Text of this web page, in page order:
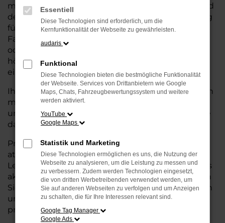
modernen Technik, seinem effizienten Antrieb und
dem stilvollen Design ist der Golf die ideale Lösung
für jeden, der ein zuverlässiges und komfortables
Fahrzeug möchte. Egal, ob für den Stadtverkehr
oder längere Fahrten – der Golf bietet Ihnen
höchsten Fahrkomfort, innovative Features und
eine herausragende Wirtschaftlichkeit.
Ihr VW Autohaus in der Nähe von Syke steht Ihnen
mit einer breiten Auswahl an Neuwagen zur Seite
und bietet Ihnen umfassende
, damit Sie
das für Sie passende Fahrzeug finden.
Profitieren Sie von zusätzlichen Services wie
attraktiven Finanzierungsmöglichkeiten,
Leasingangeboten und der Inzahlungnahme Ihres
aktuellen Fahrzeugs. Besuchen Sie uns und lassen
Sie sich von unseren Experten beraten – wir freuen
uns, Ihnen den perfekten Neuwagen zu
präsentieren!
Essentiell
Diese Technologien sind erforderlich, um die
Kernfunktionalität der Webseite zu gewährleisten.
audaris
Funktional
Diese Technologien bieten die bestmögliche Funktionalität
der Webseite. Services von Drittanbietern wie Google
Maps, Chats, Fahrzeugbewertungssystem und weitere
werden aktiviert.
YouTube
Google Maps
Statistik und Marketing
Diese Technologien ermöglichen es uns, die Nutzung der
Webseite zu analysieren, um die Leistung zu messen und
zu verbessern. Zudem werden Technologien eingesetzt,
die von dritten Werbetreibenden verwendet werden, um
Sie auf anderen Webseiten zu verfolgen und um Anzeigen
zu schalten, die für Ihre Interessen relevant sind.
Google Tag Manager
Google Ads